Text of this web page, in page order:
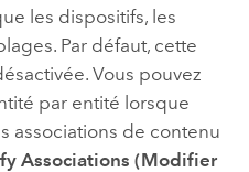
les dispositifs, les
Par défaut, cette
Vous pouvez
par entité lorsque
associations de contenu
Associations (Modifier